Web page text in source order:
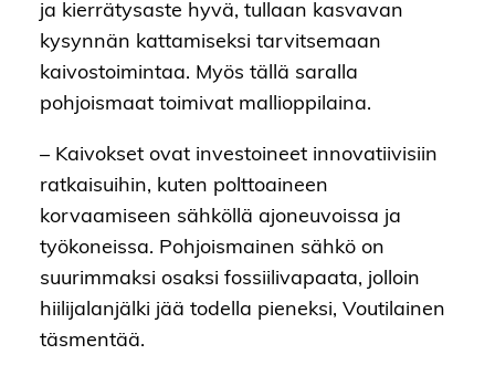
ja kierrätysaste hyvä, tullaan kasvavan
kysynnän kattamiseksi tarvitsemaan
kaivostoimintaa. Myös tällä saralla
pohjoismaat toimivat mallioppilaina.
– Kaivokset ovat investoineet innovatiivisiin
ratkaisuihin, kuten polttoaineen
korvaamiseen sähköllä ajoneuvoissa ja
työkoneissa. Pohjoismainen sähkö on
suurimmaksi osaksi fossiilivapaata, jolloin
hiilijalanjälki jää todella pieneksi, Voutilainen
täsmentää.